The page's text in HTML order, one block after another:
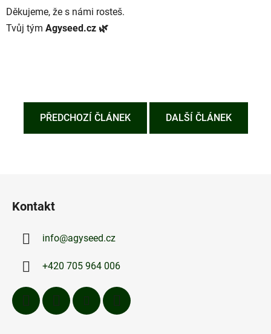
Děkujeme, že s námi rosteš.
Tvůj tým Agyseed.cz 🌿
PŘEDCHOZÍ ČLÁNEK DALŠÍ ČLÁNEK
Kontakt
info@agyseed.cz
+420 705 964 006